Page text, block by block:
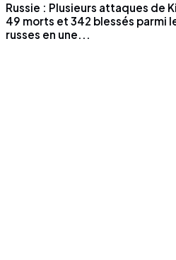
Russie : Plusieurs attaques de
49 morts et 342 blessés parmi
russes en une...